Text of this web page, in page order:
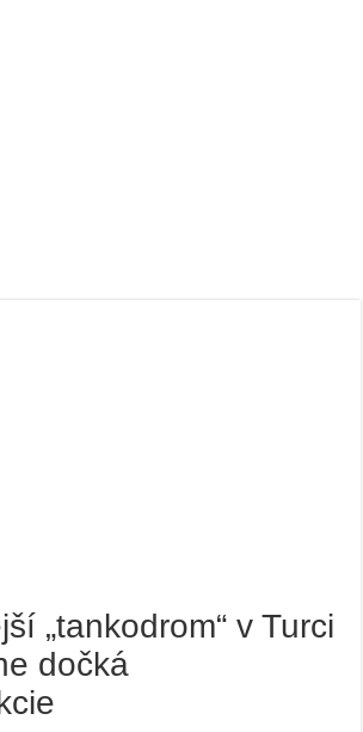
„tankodrom“ v Turci
dočká